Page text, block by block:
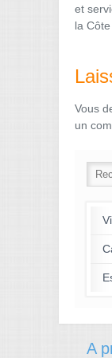
et
la Côte
Vous
un
A